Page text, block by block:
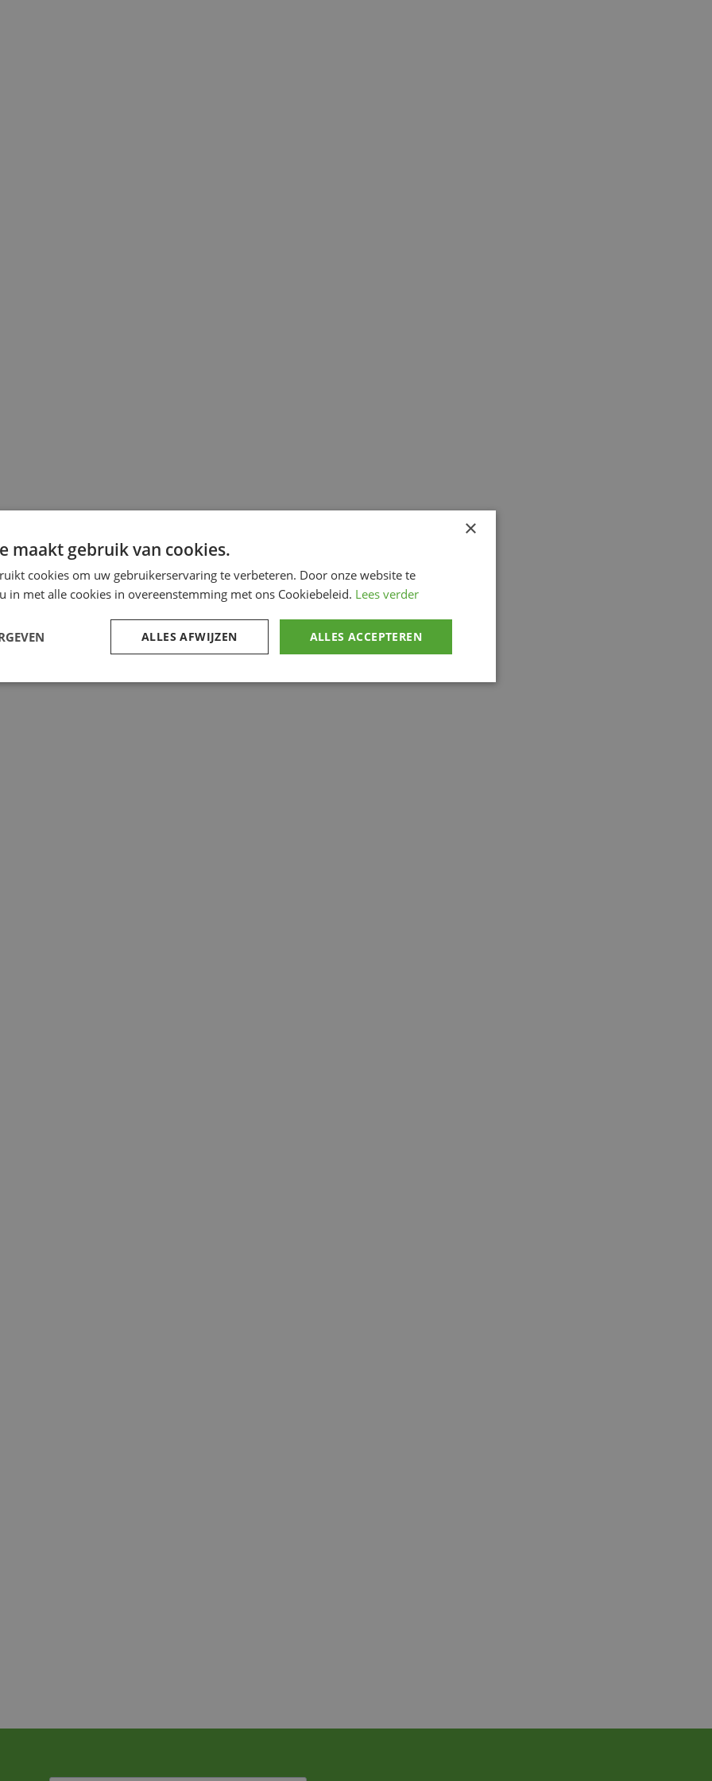
×
maakt gebruik van cookies.
cookies om uw gebruikerservaring te verbeteren. Door onze website te
in met alle cookies in overeenstemming met ons Cookiebeleid. Lees verder
ALLES ACCEPTEREN
ALLES AFWIJZEN